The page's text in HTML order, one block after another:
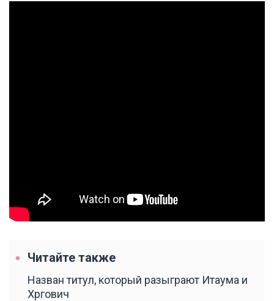
Читайте также
Назван титул, который разыграют Итаума и
Хргович